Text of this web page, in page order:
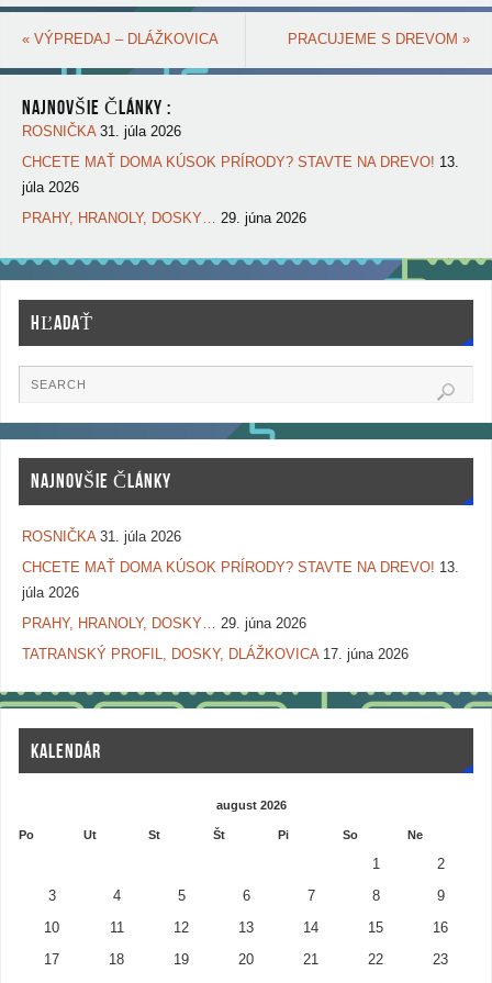
«VÝPREDAJ – DLÁŽKOVICA PRACUJEME S DREVOM»
NAJNOVŠIE ČLÁNKY :
ROSNIČKA 31. júla 2026
CHCETE MAŤ DOMA KÚSOK PRÍRODY? STAVTE NA DREVO! 13.
júla 2026
PRAHY, HRANOLY, DOSKY…
29. júna 2026
HĽADAŤ
NAJNOVŠIE ČLÁNKY
ROSNIČKA 31. júla 2026
CHCETE MAŤ DOMA KÚSOK PRÍRODY? STAVTE NA DREVO! 13.
júla 2026
PRAHY, HRANOLY, DOSKY… 29. júna 2026
TATRANSKÝ PROFIL, DOSKY, DLÁŽKOVICA 17. júna 2026
KALENDÁR
august 2026
Po Ut St Št Pi So Ne
1 2
3 4 5 6 7 8 9
10 11 12 13 14 15 16
17 18 19 20 21 22 23